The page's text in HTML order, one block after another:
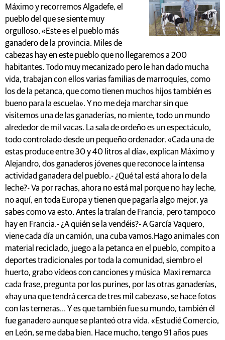
Máximo y recorremos Algadefe, el
pueblo del que se siente muy
orgulloso. «Este es el pueblo más
ganadero de la provincia. Miles de
cabezas hay en este pueblo que no llegaremos a 200
habitantes. Todo muy mecanizado pero le han dado mucha
vida, trabajan con ellos varias familias de marroquíes, como
los de la petanca, que como tienen muchos hijos también es
bueno para la escuela». Y no me deja marchar sin que
visitemos una de las ganaderías, no miente, todo un mundo
alrededor de mil vacas. La sala de ordeño es un espectáculo,
todo controlado desde un pequeño ordenador. «Cada una de
estas produce entre 30 y 40 litros al día», explican Máximo y
Alejandro, dos ganaderos jóvenes que reconoce la intensa
actividad ganadera del pueblo.- ¿Qué tal está ahora lo de la
leche?- Va por rachas, ahora no está mal porque no hay leche,
no aquí, en toda Europa y tienen que pagarla algo mejor, ya
sabes como va esto. Antes la traían de Francia, pero tampoco
hay en Francia.- ¿A quién se la vendéis?- A García Vaquero,
viene cada día un camión, una cuba vamos.Hago animales con
material reciclado, juego a la petanca en el pueblo, compito a
deportes tradicionales por toda la comunidad, siembro el
huerto, grabo vídeos con canciones y música Maxi remarca
cada frase, pregunta por los purines, por las otras ganaderías,
«hay una que tendrá cerca de tres mil cabezas», se hace fotos
con las terneras... Y es que también fue su mundo, también él
fue ganadero aunque se planteó otra vida. «Estudié Comercio,
en León, se me daba bien. Hace mucho, tengo 91 años pues